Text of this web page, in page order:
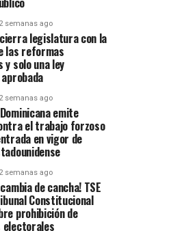
2 semanas ago
legislatura con la
las reformas
y solo una ley
2 semanas ago
emite
el trabajo forzoso
en vigor de
2 semanas ago
de cancha! TSE
Constitucional
prohibición de
electorales